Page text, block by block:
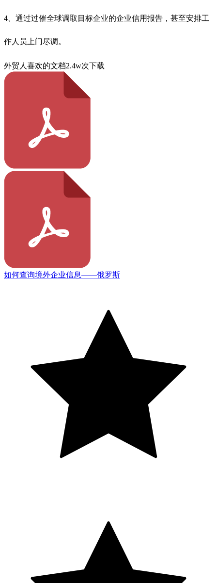
4、通过过催全球调取目标企业的企业信用报告，甚至安排工
作人员上门尽调。
外贸人喜欢的文档2.4w次下载
如何查询境外企业信息——俄罗斯